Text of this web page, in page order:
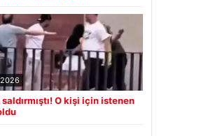
O kişi için istenen